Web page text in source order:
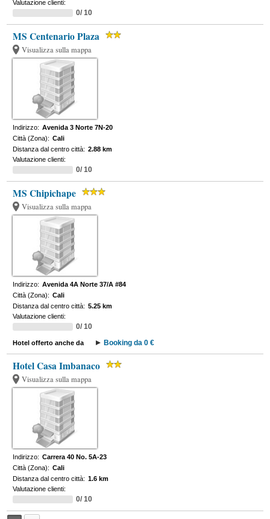
Valutazione clienti:
0/ 10
MS Centenario Plaza
Visualizza sulla mappa
Indirizzo: Avenida 3 Norte 7N-20
Città (Zona): Cali
Distanza dal centro città: 2.88 km
Valutazione clienti:
0/ 10
MS Chipichape
Visualizza sulla mappa
Indirizzo: Avenida 4A Norte 37/A #84
Città (Zona): Cali
Distanza dal centro città: 5.25 km
Valutazione clienti:
0/ 10
Hotel offerto anche da Booking da 0 €
Hotel Casa Imbanaco
Visualizza sulla mappa
Indirizzo: Carrera 40 No. 5A-23
Città (Zona): Cali
Distanza dal centro città: 1.6 km
Valutazione clienti:
0/ 10